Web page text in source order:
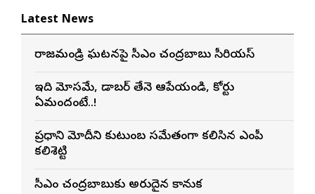
Latest News
రాజమండ్రి ఘటనపై సీఎం చంద్రబాబు సీరియస్
ఇది మోసమే, డాబర్‌ తేనె ఆపేయండి, కోర్టు
ఏమందంటే..!
ప్రధాని మోదీని కుటుంబ సమేతంగా కలిసిన ఎంపీ
కలిశెట్టి
సీఎం చంద్రబాబుకు అరుదైన కానుక